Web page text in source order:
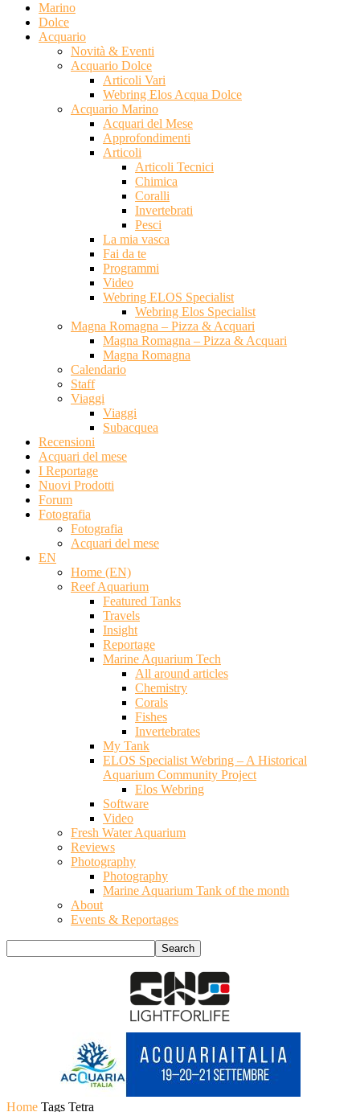
Marino
Dolce
Acquario
Novità & Eventi
Acquario Dolce
Articoli Vari
Webring Elos Acqua Dolce
Acquario Marino
Acquari del Mese
Approfondimenti
Articoli
Articoli Tecnici
Chimica
Coralli
Invertebrati
Pesci
La mia vasca
Fai da te
Programmi
Video
Webring ELOS Specialist
Webring Elos Specialist
Magna Romagna – Pizza & Acquari
Magna Romagna – Pizza & Acquari
Magna Romagna
Calendario
Staff
Viaggi
Viaggi
Subacquea
Recensioni
Acquari del mese
I Reportage
Nuovi Prodotti
Forum
Fotografia
Fotografia
Acquari del mese
EN
Home (EN)
Reef Aquarium
Featured Tanks
Travels
Insight
Reportage
Marine Aquarium Tech
All around articles
Chemistry
Corals
Fishes
Invertebrates
My Tank
ELOS Specialist Webring – A Historical
Aquarium Community Project
Elos Webring
Software
Video
Fresh Water Aquarium
Reviews
Photography
Photography
Marine Aquarium Tank of the month
About
Events & Reportages
Home Tags Tetra